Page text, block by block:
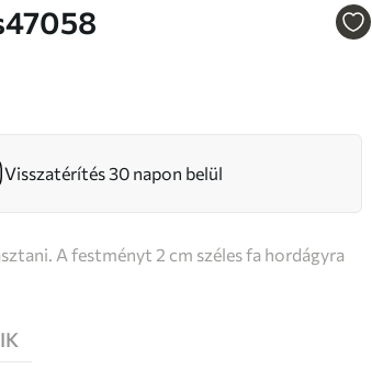
s47058
Visszatérítés 30 napon belül
A festményt 2 cm széles fa hordágyra